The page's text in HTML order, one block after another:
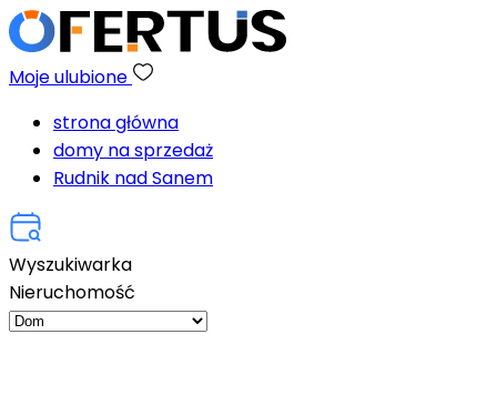
Moje ulubione
strona główna
domy na sprzedaż
Rudnik nad Sanem
Wyszukiwarka
Nieruchomość